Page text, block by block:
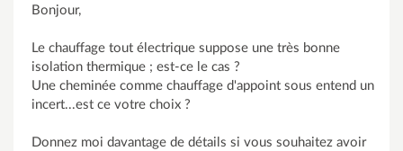
Bonjour,
Le chauffage tout électrique suppose une très bonne
isolation thermique ; est-ce le cas ?
Une cheminée comme chauffage d'appoint sous entend un
incert...est ce votre choix ?
Donnez moi davantage de détails si vous souhaitez avoir